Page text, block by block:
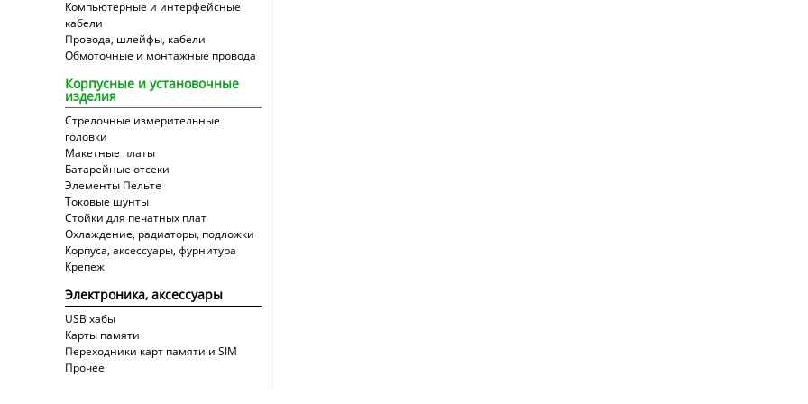
Компьютерные и интерфейсные
кабели
Провода, шлейфы, кабели
Обмоточные и монтажные провода
Корпусные и установочные
изделия
Стрелочные измерительные
головки
Макетные платы
Батарейные отсеки
Элементы Пельте
Токовые шунты
Стойки для печатных плат
Охлаждение, радиаторы, подложки
Корпуса, аксессуары, фурнитура
Крепеж
Электроника, аксессуары
USB хабы
Карты памяти
Переходники карт памяти и SIM
Прочее